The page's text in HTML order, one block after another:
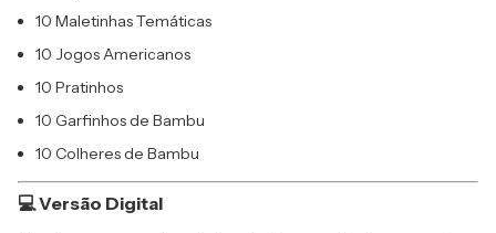
10 Maletinhas Temáticas
10 Jogos Americanos
10 Pratinhos
10 Garfinhos de Bambu
10 Colheres de Bambu
💻 Versão Digital